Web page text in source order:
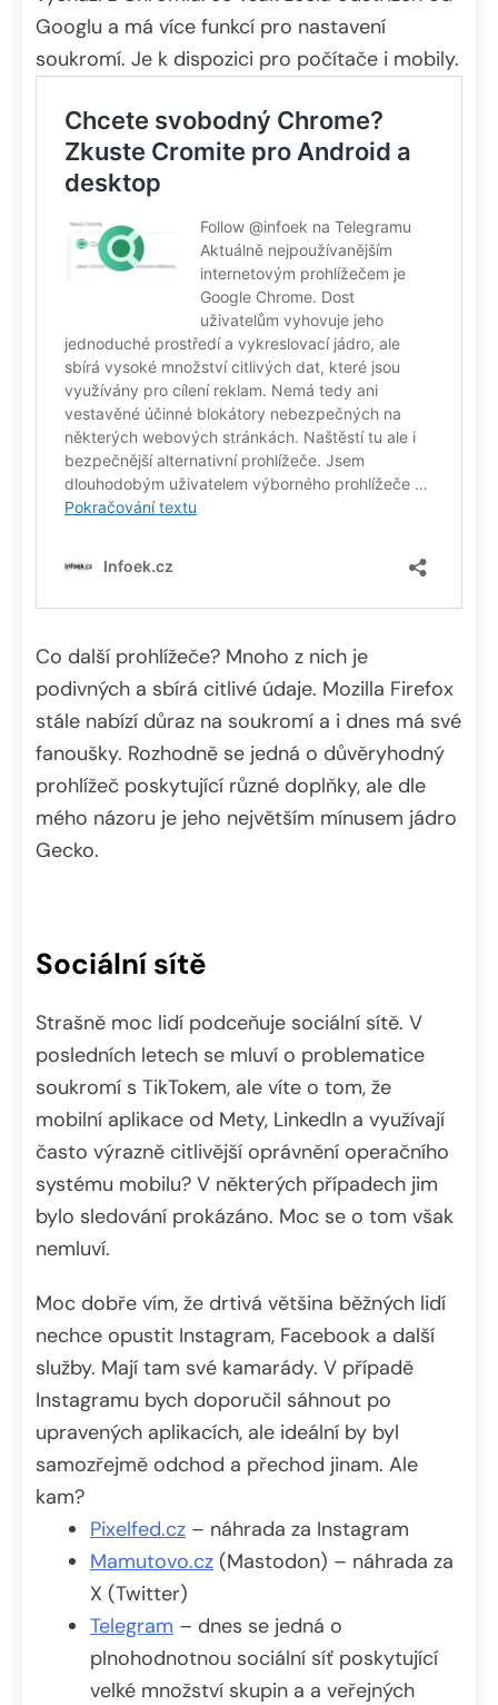
Googlu a má více funkcí pro nastavení
soukromí. Je k dispozici pro počítače i mobily.
Co další prohlížeče? Mnoho z nich je
podivných a sbírá citlivé údaje. Mozilla Firefox
stále nabízí důraz na soukromí a i dnes má své
fanoušky. Rozhodně se jedná o důvěryhodný
prohlížeč poskytující různé doplňky, ale dle
mého názoru je jeho největším mínusem jádro
Gecko.
Sociální sítě
Strašně moc lidí podceňuje sociální sítě. V
posledních letech se mluví o problematice
soukromí s TikTokem, ale víte o tom, že
mobilní aplikace od Mety, LinkedIn a využívají
často výrazně citlivější oprávnění operačního
systému mobilu? V některých případech jim
bylo sledování prokázáno. Moc se o tom však
nemluví.
Moc dobře vím, že drtivá většina běžných lidí
nechce opustit Instagram, Facebook a další
služby. Mají tam své kamarády. V případě
Instagramu bych doporučil sáhnout po
upravených aplikacích, ale ideální by byl
samozřejmě odchod a přechod jinam. Ale
kam?
Pixelfed.cz – náhrada za Instagram
Mamutovo.cz (Mastodon) – náhrada za
X (Twitter)
Telegram – dnes se jedná o
plnohodnotnou sociální síť poskytující
velké množství skupin a a veřejných